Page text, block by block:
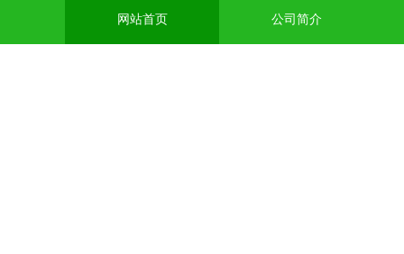
网站首页 公司简介